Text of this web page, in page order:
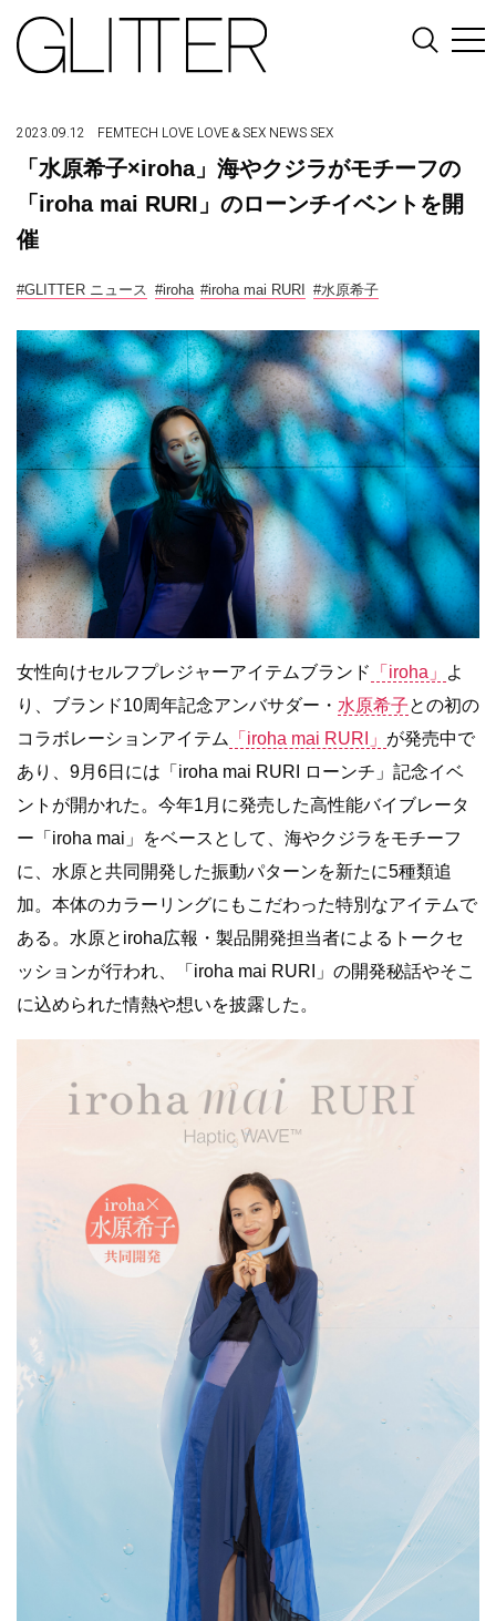
2023.09.12 FEMTECH LOVE LOVE＆SEX NEWSSEX
「水原希子×iroha」海やクジラがモチーフの
「iroha mai RURI」のローンチイベントを開
催
#GLITTER ニュース #iroha #iroha mai RURI #水原希子
女性向けセルフプレジャーアイテムブランド 「iroha」
よ
り、ブランド10周年記念アンバサダー・ 水原希子との初の
コラボレーションアイテム
「iroha mai RURI」 が発売中で
あり、9月6日には「iroha mai RURI ローンチ」記念イベ
ントが開かれた。今年1月に発売した高性能バイブレータ
ー「iroha mai」をベースとして、海やクジラをモチーフ
に、水原と共同開発した振動パターンを新たに5種類追
加。本体のカラーリングにもこだわった特別なアイテムで
ある。⽔原とiroha広報・製品開発担当者によるトークセ
ッションが⾏われ、「iroha mai RURI」の開発秘話やそこ
に込められた情熱や想いを披露した。